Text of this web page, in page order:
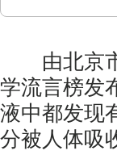
由北京市
学流言榜发
液中都发现
分被人体吸